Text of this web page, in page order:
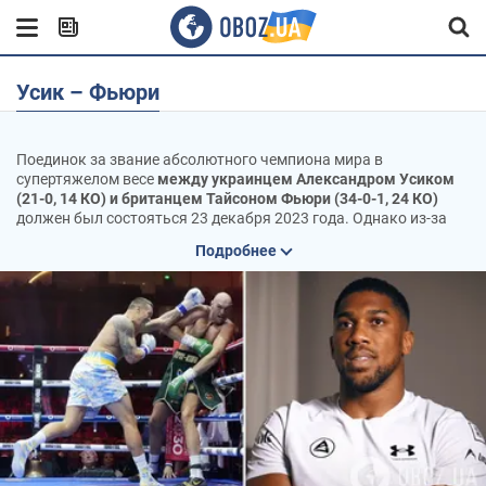
Усик – Фьюри
Поединок за звание абсолютного чемпиона мира в
супертяжелом весе между украинцем Александром Усиком
(21-0, 14 КО) и британцем Тайсоном Фьюри (34-0-1, 24 КО)
должен был состояться 23 декабря 2023 года. Однако из-за
Фрэнсисом Нганну (0-1, 0 КО) он был отложен до зимы 2024
года. После того, как британец получил рассечение, он был
снова перенесен.
Предполагается, чтобой пройдет 18 мая
на стадионе Kingdom
Arena в Эр-Рияде, Саудовская Аравия. Впервые в истории
бокса на кону будут стоять четыре пояса самой элитной
весовой категории. До этого в 1999 году британец Леннокс
Льюис сумел стать абсолютным чемпионом, собрав три
титула.
Усик свойпоследний бой провел 26 августа 2023 года с
Подробнее